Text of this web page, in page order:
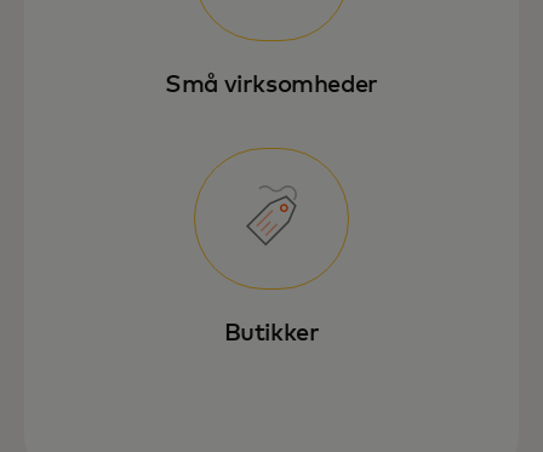
Små virksomheder
Butikker